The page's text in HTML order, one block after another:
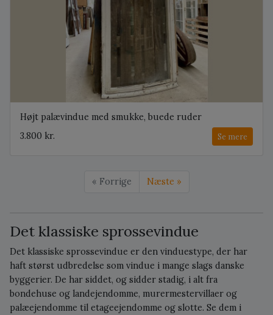
Højt palævindue med smukke, buede ruder
3.800 kr.
Se mere
« Forrige Næste »
Det klassiske sprossevindue
Det klassiske sprossevindue er den vinduestype, der har
haft størst udbredelse som vindue i mange slags danske
byggerier. De har siddet, og sidder stadig, i alt fra
bondehuse og landejendomme, murermestervillaer og
palæejendomme til etageejendomme og slotte. Se dem i